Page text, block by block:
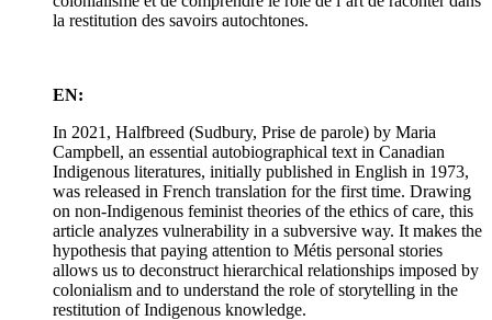
la restitution des savoirs autochtones.
EN:
In 2021, Halfbreed (Sudbury, Prise de parole) by Maria
Campbell, an essential autobiographical text in Canadian
Indigenous literatures, initially published in English in 1973,
was released in French translation for the first time. Drawing
on non-Indigenous feminist theories of the ethics of care, this
article analyzes vulnerability in a subversive way. It makes the
hypothesis that paying attention to Métis personal stories
allows us to deconstruct hierarchical relationships imposed by
colonialism and to understand the role of storytelling in the
restitution of Indigenous knowledge.